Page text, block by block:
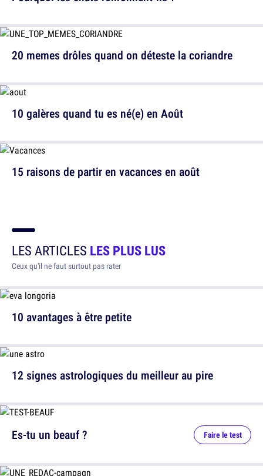
10 galères quand tu es né(e) en Août
20 memes drôles quand on déteste la coriandre
15 raisons de partir en vacances en août
LES ARTICLES LES PLUS LUS
Ceux qu'il ne faut surtout pas rater
10 avantages à être petite
12 signes astrologiques du meilleur au pire
Es-tu un beauf ? Faire le test